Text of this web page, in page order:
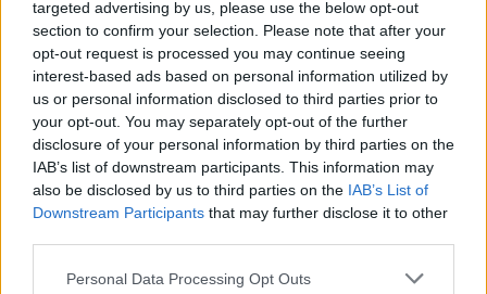
targeted advertising by us, please use the below opt-out
section to confirm your selection. Please note that after your
opt-out request is processed you may continue seeing
interest-based ads based on personal information utilized by
us or personal information disclosed to third parties prior to
your opt-out. You may separately opt-out of the further
disclosure of your personal information by third parties on the
IAB’s list of downstream participants. This information may
also be disclosed by us to third parties on the IAB’s List of
Downstream Participants that may further disclose it to other
Personal Data Processing Opt Outs
ministerposter, 60-årig man misshandlade grovt
75-åring, Migrationsverket anmäler Putinvänlig
tolk, SD har fått anonyma miljonbidrag av en
stiftelse som styrs av ledande SD-politiker.
Nyhetssammandrag
tisdag den 27 september
2022
Putin beviljar Edward Snowden ryskt